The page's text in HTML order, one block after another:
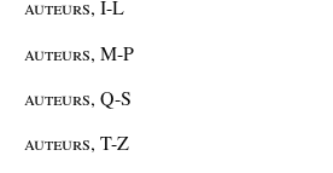
auteurs, I-L
auteurs, M-P
auteurs, Q-S
auteurs, T-Z